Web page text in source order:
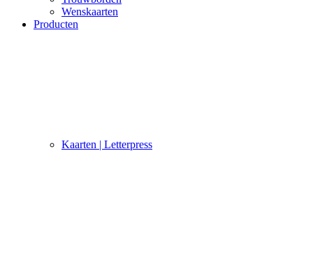
Wenskaarten
Producten
Kaarten | Letterpress